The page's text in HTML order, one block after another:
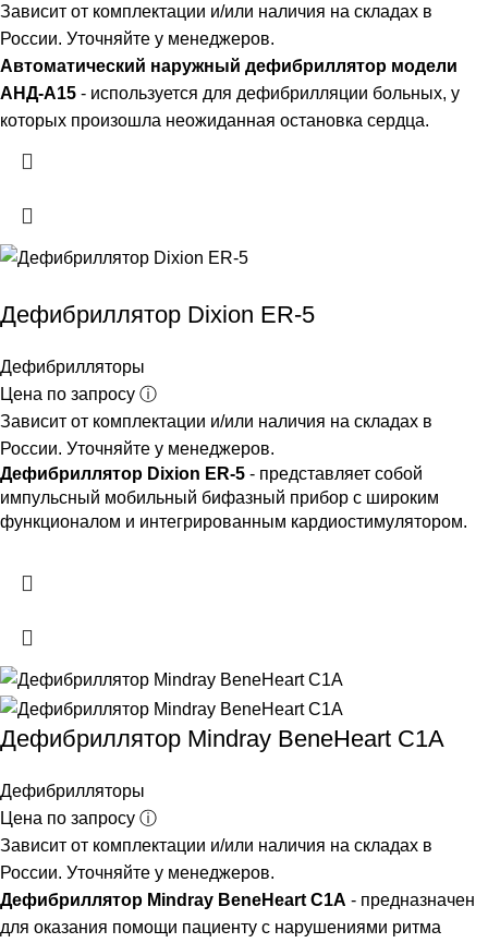
Зависит от комплектации и/или наличия на складах в
России. Уточняйте у менеджеров.
Автоматический наружный дефибриллятор модели
АНД-А15 - используется для дефибрилляции больных, у
которых произошла неожиданная остановка сердца.
Дефибриллятор Dixion ER-5
Дефибрилляторы
Цена по запросу ⓘ
Зависит от комплектации и/или наличия на складах в
России. Уточняйте у менеджеров.
Дефибриллятор Dixion ER-5 - представляет собой
импульсный мобильный бифазный прибор с широким
функционалом и интегрированным кардиостимулятором.
Дефибриллятор Mindray BeneHeart C1A
Дефибрилляторы
Цена по запросу ⓘ
Зависит от комплектации и/или наличия на складах в
России. Уточняйте у менеджеров.
Дефибриллятор Mindray BeneHeart C1A - предназначен
для оказания помощи пациенту с нарушениями ритма